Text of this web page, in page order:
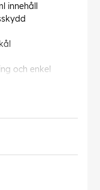
innehåll
och enkel
och